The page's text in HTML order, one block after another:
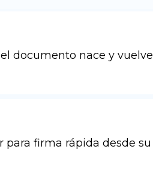
documento nace y vuelve
para firma rápida desde su